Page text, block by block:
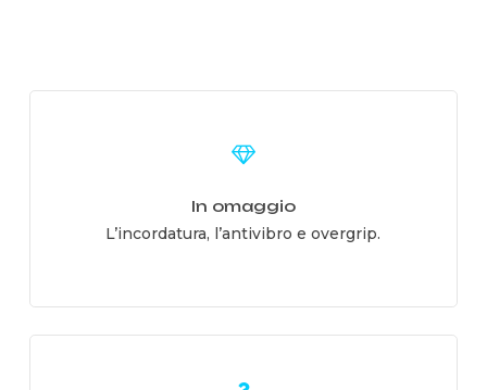
In omaggio
L’incordatura, l’antivibro e overgrip.